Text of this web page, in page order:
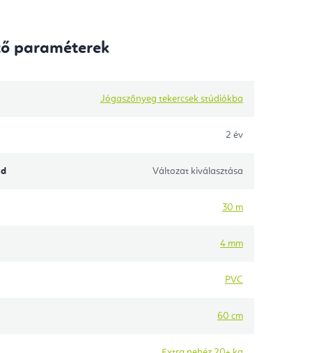
paraméterek
Jógaszőnyeg tekercsek stúdiókba
2 év
Változat kiválasztása
30 m
4 mm
PVC
60 cm